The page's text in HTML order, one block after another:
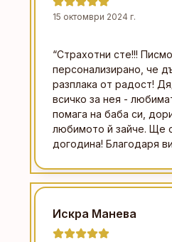
15 октомври 2024 г.
“Страхотни сте!!!
персонализирано, че
разплака от радост!
всичко за нея -
помага на баба си,
любимото й зайче. Ще
догодина! Благодаря
Искра Манева